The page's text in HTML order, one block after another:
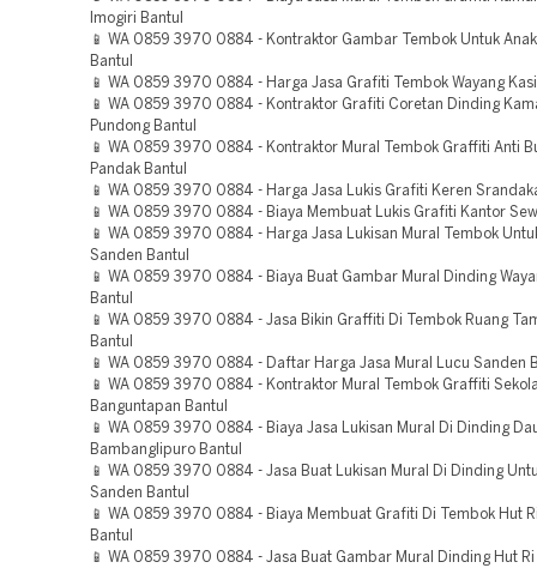
Imogiri Bantul
📱 WA 0859 3970 0884 - Kontraktor Gambar Tembok Untuk
Bantul
📱 WA 0859 3970 0884 - Harga Jasa Grafiti Tembok Wayang
📱 WA 0859 3970 0884 - Kontraktor Grafiti Coretan Dinding
Pundong Bantul
📱 WA 0859 3970 0884 - Kontraktor Mural Tembok Graffiti Anti
Pandak Bantul
📱 WA 0859 3970 0884 - Harga Jasa Lukis Grafiti Keren
📱 WA 0859 3970 0884 - Biaya Membuat Lukis Grafiti Kantor
📱 WA 0859 3970 0884 - Harga Jasa Lukisan Mural Tembok
Sanden Bantul
📱 WA 0859 3970 0884 - Biaya Buat Gambar Mural Dinding
Bantul
📱 WA 0859 3970 0884 - Jasa Bikin Graffiti Di Tembok Ruang
Bantul
📱 WA 0859 3970 0884 - Daftar Harga Jasa Mural Lucu Sanden
📱 WA 0859 3970 0884 - Kontraktor Mural Tembok Graffiti
Banguntapan Bantul
📱 WA 0859 3970 0884 - Biaya Jasa Lukisan Mural Di Dinding
Bambanglipuro Bantul
📱 WA 0859 3970 0884 - Jasa Buat Lukisan Mural Di Dinding
Sanden Bantul
📱 WA 0859 3970 0884 - Biaya Membuat Grafiti Di Tembok Hut
Bantul
📱 WA 0859 3970 0884 - Jasa Buat Gambar Mural Dinding Hut